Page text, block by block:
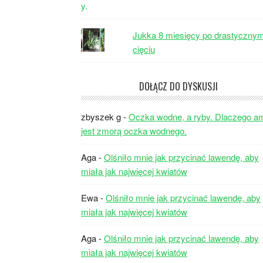
Jukka 8 miesięcy po
cięciu
DOŁĄCZ DO DYSKUSJI
zbyszek g-Oczka wodne, a ryby. Dlaczego
jest zmorą oczka wodnego.
Aga-Olśniło mnie jak przycinać lawendę, aby
miała jak najwięcej kwiatów
Ewa-Olśniło mnie jak przycinać lawendę, aby
miała jak najwięcej kwiatów
Aga-Olśniło mnie jak przycinać lawendę, aby
miała jak najwięcej kwiatów